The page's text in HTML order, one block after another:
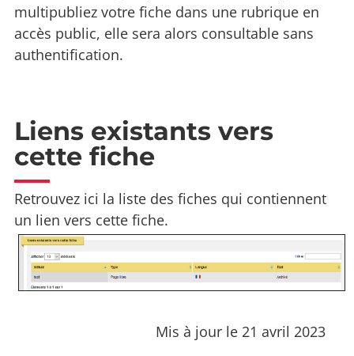
multipubliez votre fiche dans une rubrique en
accès public, elle sera alors consultable sans
authentification.
Liens existants vers
cette fiche
Retrouvez ici la liste des fiches qui contiennent
un lien vers cette fiche.
Mis à jour le 21 avril 2023